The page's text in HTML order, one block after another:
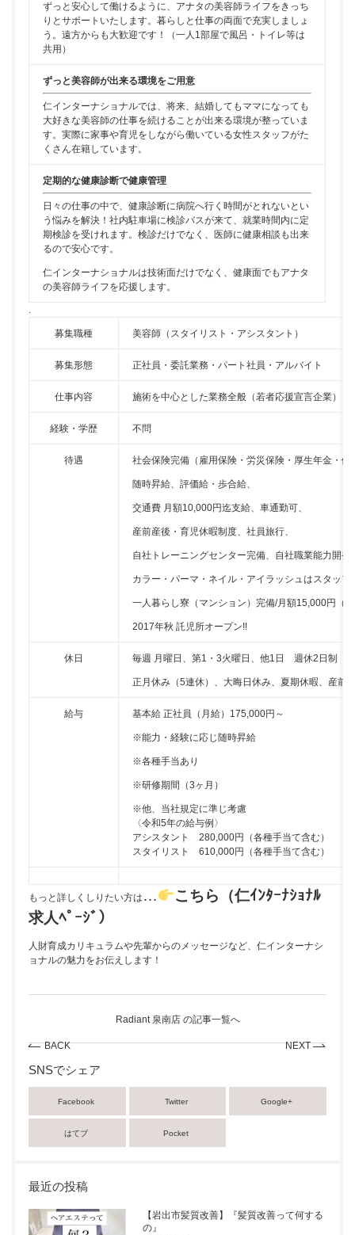
ずっと安心して働けるように、アナタの美容師ライフをきっち
りとサポートいたします。暮らしと仕事の両面で充実しましょ
う。遠方からも大歓迎です！（一人1部屋で風呂・トイレ等は
共用）
ずっと美容師が出来る環境をご用意
仁インターナショナルでは、将来、結婚してもママになっても
大好きな美容師の仕事を続けることが出来る環境が整っていま
す。実際に家事や育児をしながら働いている女性スタッフがた
くさん在籍しています。
定期的な健康診断で健康管理
日々の仕事の中で、健康診断に病院へ行く時間がとれないとい
う悩みを解決！社内駐車場に検診バスが来て、就業時間内に定
期検診を受けれます。検診だけでなく、医師に健康相談も出来
るので安心です。
仁インターナショナルは技術面だけでなく、健康面でもアナタ
の美容師ライフを応援します。
.
募集職種 美容師（スタイリスト・アシスタント）
募集形態 正社員・委託業務・パート社員・アルバイト
仕事内容 施術を中心とした業務全般（若者応援宣言企業）
経験・学歴 不問
待遇 社会保険完備（雇用保険・労災保険・厚生年金・健
随時昇給、評価給・歩合給、
交通費 月額10,000円迄支給、車通勤可、
産前産後・育児休暇制度、社員旅行、
自社トレーニングセンター完備、自社職業能力開
カラー・パーマ・ネイル・アイラッシュはスタッ
一人暮らし寮（マンション）完備/月額15,000円（
2017年秋 託児所オープン!!
休日 毎週 月曜日、第1・3火曜日、他1日 週休2日制
正月休み（5連休）、大晦日休み、夏期休暇、産前
給与 基本給 正社員（月給）175,000円～
※能力・経験に応じ随時昇給
※各種手当あり
※研修期間（3ヶ月）
※他、当社規定に準じ考慮
〈令和5年の給与例〉
アシスタント 280,000円（各種手当て含む）
スタイリスト 610,000円（各種手当て含む）
もっと詳しくしりたい方は …
こちら（仁ｲﾝﾀｰﾅｼｮﾅﾙ
求人ﾍﾟｰｼﾞ）
人財育成カリキュラムや先輩からのメッセージなど、仁インターナシ
ョナルの魅力をお伝えします！
BACK
Radiant 泉南店 の記事一覧へ
NEXT
SNSでシェア
Facebook Twitter Google+
はてブ Pocket
最近の投稿
【岩出市髪質改善】『髪質改善って何する
の』